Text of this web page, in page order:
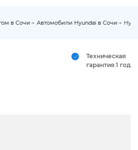
в Сочи Автомобили Hyundai в Сочи
Техническая
гарантия 1 год